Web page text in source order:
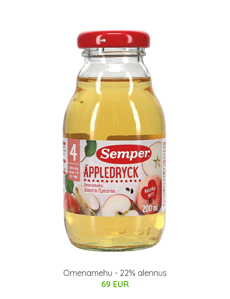
Omenamehu - 22% alennus
69 EUR